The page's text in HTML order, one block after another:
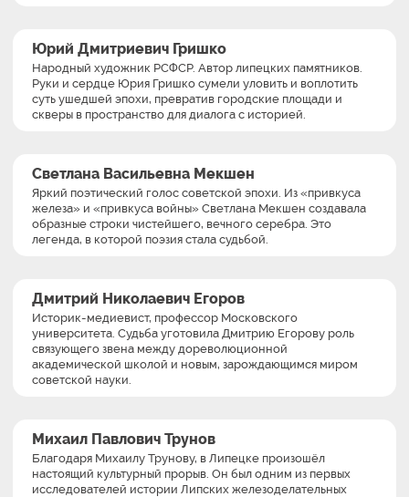
Юрий Дмитриевич Гришко
Народный художник РСФСР. Автор липецких памятников.
Руки и сердце Юрия Гришко сумели уловить и воплотить
суть ушедшей эпохи, превратив городские площади и
скверы в пространство для диалога с историей.
Светлана Васильевна Мекшен
Яркий поэтический голос советской эпохи. Из «привкуса
железа» и «привкуса войны» Светлана Мекшен создавала
образные строки чистейшего, вечного серебра. Это
легенда, в которой поэзия стала судьбой.
Дмитрий Николаевич Егоров
Историк-медиевист, профессор Московского
университета. Судьба уготовила Дмитрию Егорову роль
связующего звена между дореволюционной
академической школой и новым, зарождающимся миром
советской науки.
Михаил Павлович Трунов
Благодаря Михаилу Трунову, в Липецке произошёл
настоящий культурный прорыв. Он был одним из первых
исследователей истории Липских железоделательных